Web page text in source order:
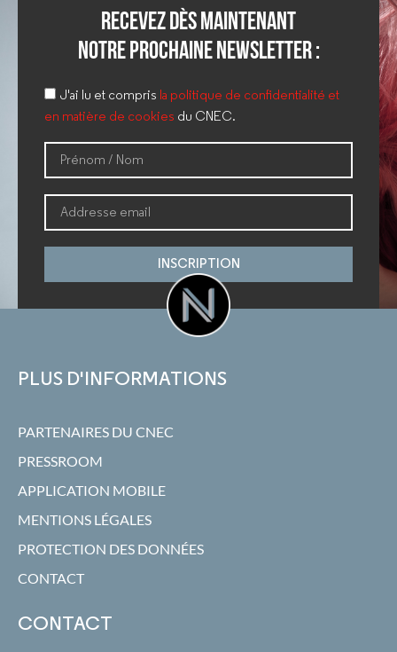
Recevez dès maintenant
notre prochaine newsletter :
J'ai lu et compris la politique de confidentialité et
en matière de cookies du CNEC.
INSCRIPTION
PLUS D'INFORMATIONS
PARTENAIRES DU CNEC
PRESSROOM
APPLICATION MOBILE
MENTIONS LÉGALES
PROTECTION DES DONNÉES
CONTACT
CONTACT